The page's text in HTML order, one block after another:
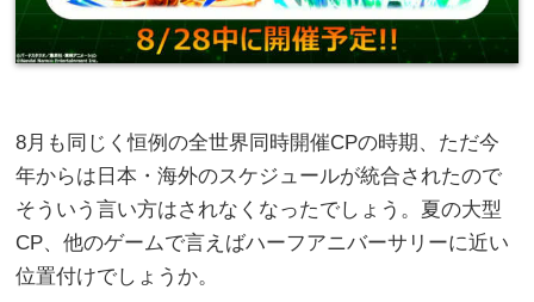
8月も同じく恒例の全世界同時開催CPの時期、ただ今
年からは日本・海外のスケジュールが統合されたので
そういう言い方はされなくなったでしょう。夏の大型
CP、他のゲームで言えばハーフアニバーサリーに近い
位置付けでしょうか。